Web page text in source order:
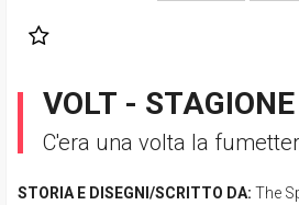
VOLT -
C'era una volta la
STORIA E DISEGNI/SCRITTO DA: The